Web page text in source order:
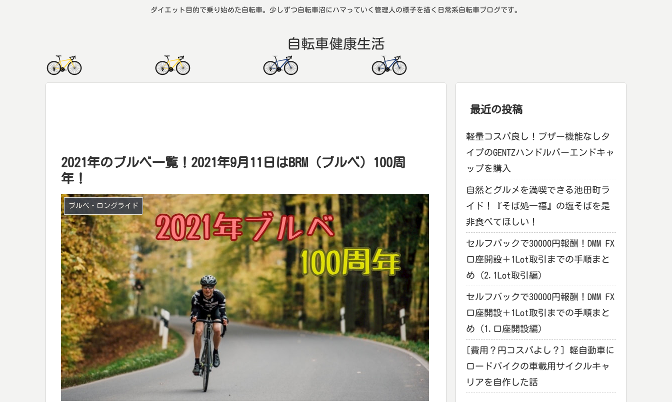
ダイエット目的で乗り始めた自転車。少しずつ自転車沼にハマっていく管理人の様子を描く日常系自転車ブログです。
自転車健康生活
2021年のブルベ一覧！2021年9月11日はBRM（ブルベ）100周
年！
ブルベ・ロングライド
最近の投稿
軽量コスパ良し！ブザー機能なしタ
イプのGENTZハンドルバーエンドキャ
ップを購入
自然とグルメを満喫できる池田町ラ
イド！『そば処一福』の塩そばを是
非食べてほしい！
セルフバックで30000円報酬！DMM FX
口座開設＋1Lot取引までの手順まと
め（2.1Lot取引編）
セルフバックで30000円報酬！DMM FX
口座開設＋1Lot取引までの手順まと
め（1.口座開設編）
[費用？円コスパよし？] 軽自動車に
ロードバイクの車載用サイクルキャ
リアを自作した話